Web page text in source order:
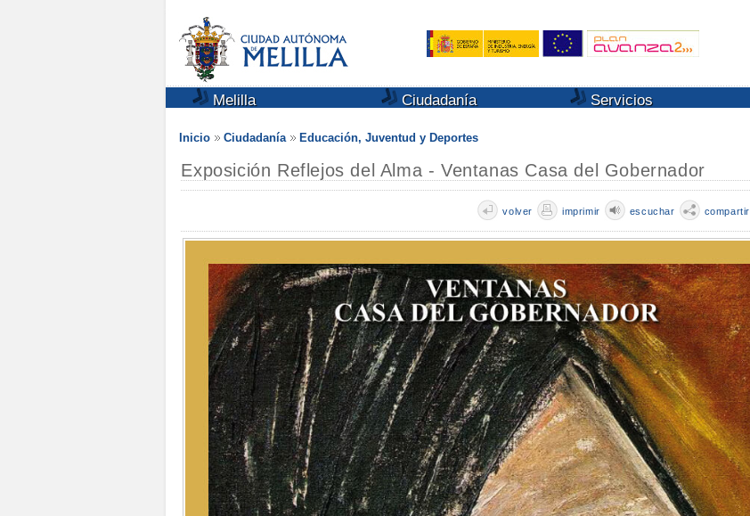
Melilla Ciudadanía Servicios
Inicio Ciudadanía Educación, Juventud y Deportes
Exposición Reflejos del Alma - Ventanas Casa del Gobernador
compartir
escuchar
imprimir
volver